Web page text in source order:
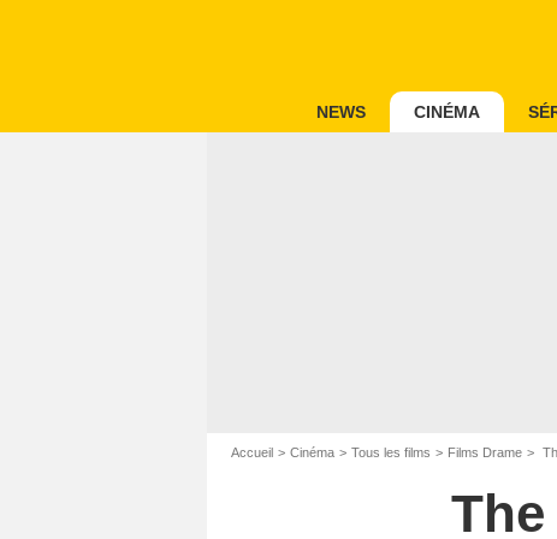
NEWS CINÉMA
Accueil Cinéma Tous les films Films Drame